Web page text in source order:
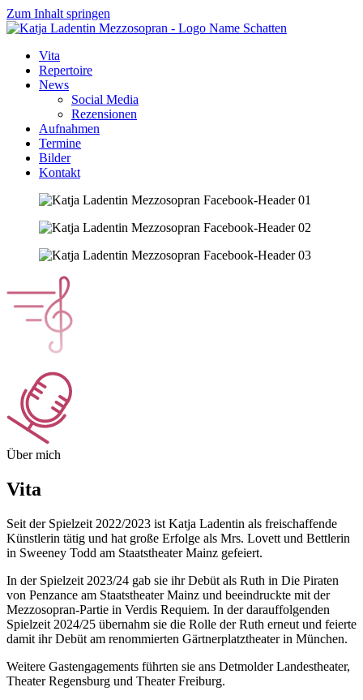
Zum Inhalt springen
Vita
Repertoire
News
Social Media
Rezensionen
Aufnahmen
Termine
Bilder
Kontakt
Über mich
Vita
Seit der Spielzeit 2022/2023 ist Katja Ladentin als freischaffende
Künstlerin tätig und hat große Erfolge als Mrs. Lovett und Bettlerin
in Sweeney Todd am Staatstheater Mainz gefeiert.
In der Spielzeit 2023/24 gab sie ihr Debüt als Ruth in Die Piraten
von Penzance am Staatstheater Mainz und beeindruckte mit der
Mezzosopran-Partie in Verdis Requiem. In der darauffolgenden
Spielzeit 2024/25 übernahm sie die Rolle der Ruth erneut und feierte
damit ihr Debüt am renommierten Gärtnerplatztheater in München.
Weitere Gastengagements führten sie ans Detmolder Landestheater,
Theater Regensburg und Theater Freiburg.